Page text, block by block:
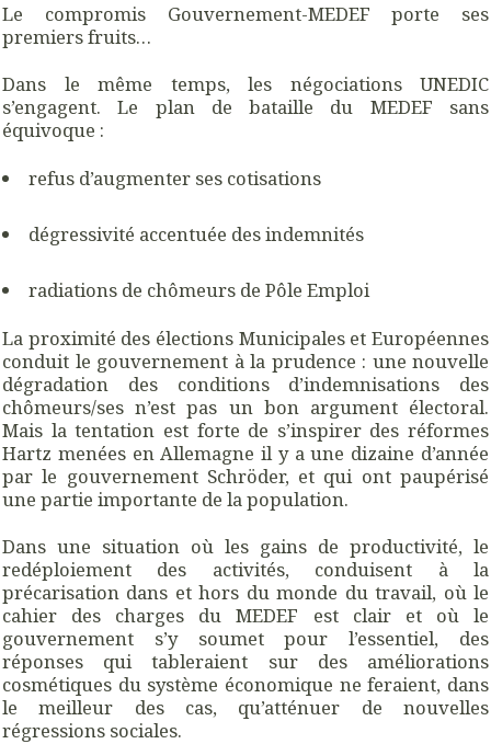
Le compromis Gouvernement-MEDEF porte ses
premiers fruits…
Dans le même temps, les négociations UNEDIC
s’engagent. Le plan de bataille du MEDEF sans
équivoque :
refus d’augmenter ses cotisations
dégressivité accentuée des indemnités
radiations de chômeurs de Pôle Emploi
La proximité des élections Municipales et Européennes
conduit le gouvernement à la prudence : une nouvelle
dégradation des conditions d’indemnisations des
chômeurs/ses n’est pas un bon argument électoral.
Mais la tentation est forte de s’inspirer des réformes
Hartz menées en Allemagne il y a une dizaine d’année
par le gouvernement Schröder, et qui ont paupérisé
une partie importante de la population.
Dans une situation où les gains de productivité, le
redéploiement des activités, conduisent à la
précarisation dans et hors du monde du travail, où le
cahier des charges du MEDEF est clair et où le
gouvernement s’y soumet pour l’essentiel, des
réponses qui tableraient sur des améliorations
cosmétiques du système économique ne feraient, dans
le meilleur des cas, qu’atténuer de nouvelles
régressions sociales.